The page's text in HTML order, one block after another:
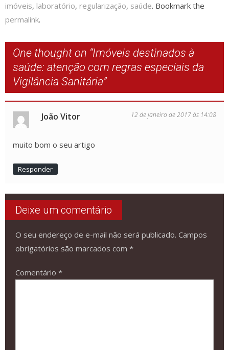
imóveis, laboratório, regularização, saúde. Bookmark the
permalink.
One thought on “Imóveis destinados à
saúde: atenção com regras especiais da
Vigilância Sanitária”
João Vitor 12 de janeiro de 2017 às 14:08
muito bom o seu artigo
Responder
Deixe um comentário
O seu endereço de e-mail não será publicado. Campos
obrigatórios são marcados com *
Comentário *